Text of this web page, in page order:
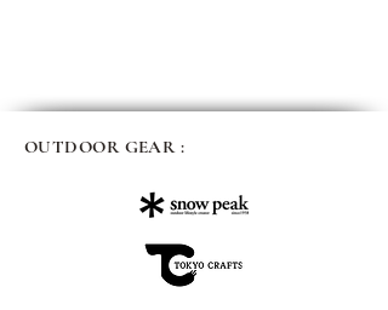
OUTDOOR GEAR :